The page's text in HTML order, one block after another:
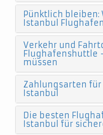
Pünktlich bleiben:
Istanbul
Verkehr und
Flughafenshuttle
müssen
Zahlungsarten
Istanbul
Die besten
Istanbul für